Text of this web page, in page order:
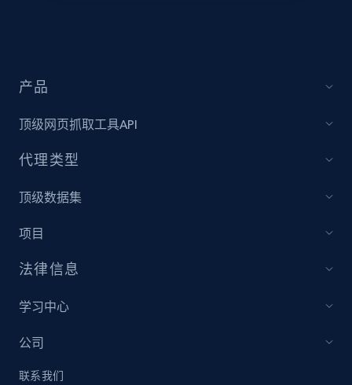
产品
顶级网页抓取工具API
代理类型
顶级数据集
项目
法律信息
学习中心
公司
联系我们